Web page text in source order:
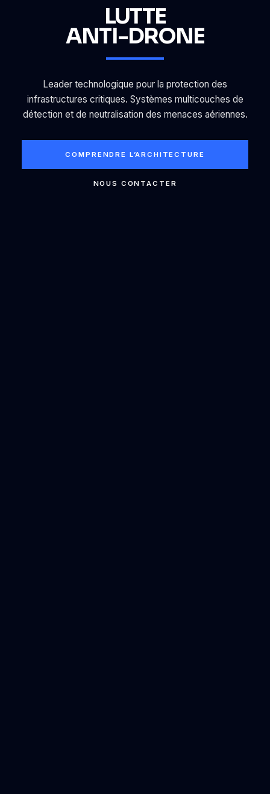
LUTTE
ANTI-DRONE
Leader technologique pour la protection des
infrastructures critiques. Systèmes multicouches de
détection et de neutralisation des menaces aériennes.
COMPRENDRE L’ARCHITECTURE
NOUS CONTACTER